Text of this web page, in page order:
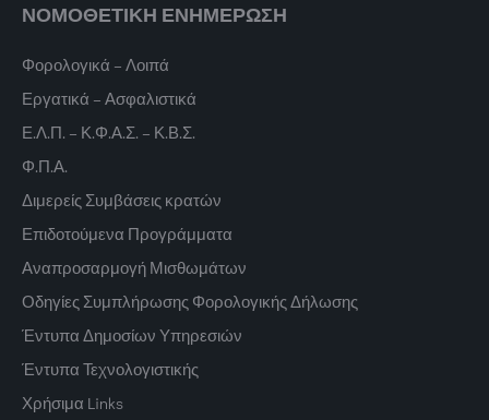
ΝΟΜΟΘΕΤΙΚΗ ΕΝΗΜΕΡΩΣΗ
Φορολογικά – Λοιπά
Εργατικά – Ασφαλιστικά
Ε.Λ.Π. – Κ.Φ.Α.Σ. – Κ.Β.Σ.
Φ.Π.Α.
Διμερείς Συμβάσεις κρατών
Επιδοτούμενα Προγράμματα
Αναπροσαρμογή Μισθωμάτων
Οδηγίες Συμπλήρωσης Φορολογικής Δήλωσης
Έντυπα Δημοσίων Υπηρεσιών
Έντυπα Τεχνολογιστικής
Χρήσιμα Links